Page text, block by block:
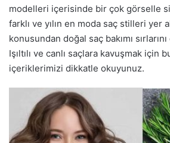
modelleri içerisinde bir çok görselle
farklı ve yılın en moda saç stilleri yer
konusundan doğal saç bakımı
Işıltılı ve canlı saçlara kavuşmak için
içeriklerimizi dikkatle okuyunuz.